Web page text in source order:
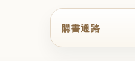
購書通路